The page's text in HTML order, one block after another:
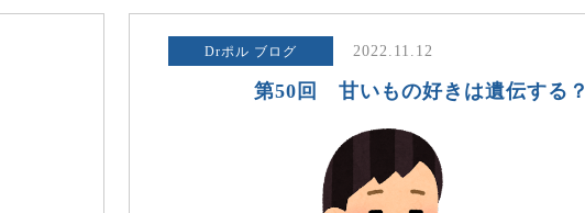
Drポル ブログ 2022.11.12
第50回 甘いもの好きは遺伝する？